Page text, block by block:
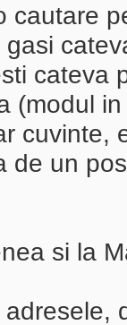
cautare
cateva
(modul
cuvinte,
de un
si la
adresele,